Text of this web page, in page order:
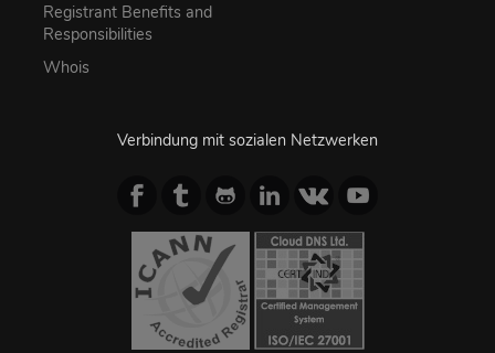
Registrant Benefits and
Responsibilities
Whois
Verbindung mit sozialen Netzwerken